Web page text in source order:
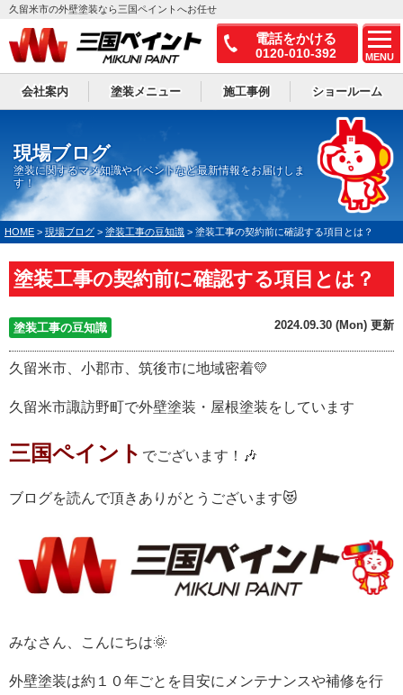
電話をかける
0120-010-392 MENU
久留米市の外壁塗装なら三国ペイントへお任せ
会社案内 塗装メニュー 施工事例 ショールーム
現場ブログ
塗装に関するマメ知識やイベントなど最新情報をお届けしま
す！
HOME > 現場ブログ > 塗装工事の豆知識 > 塗装工事の契約前に確認する項目とは？
塗装工事の契約前に確認する項目とは？
塗装工事の豆知識 2024.09.30 (Mon) 更新
久留米市、小郡市、筑後市に地域密着💛
久留米市諏訪野町で外壁塗装・屋根塗装をしています
三国ペイント でございます！🎶
ブログを読んで頂きありがとうございます😻
みなさん、こんにちは🌞
外壁塗装は約１０年ごとを目安にメンテナンスや補修を行